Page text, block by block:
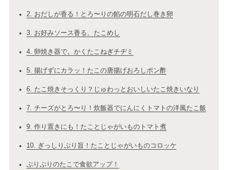
2. おだしが香る！とろ〜りの餡の明石だし巻き卵
3. お好みソース香る。たこめし
4. 卵焼き器で。かくたこねぎチヂミ
5. 揚げずにカラッ！たこの唐揚げおろしポン酢
6. たこ焼きそっくり？じゅわっとおいしいたこ焼きいなり
7. チーズがとろ〜り！炊飯器でにんにくトマトの洋風たこ飯
9. 作り置きにも！たことじゃがいものトマト煮
10. ぎっしりぷり旨！たことじゃがいものコロッケ
ぷりぷりのたこで食欲アップ！